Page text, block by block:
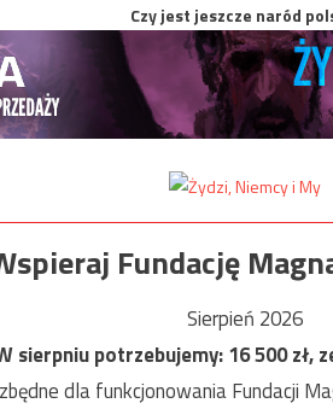
Czy jest jeszcze naród
Fundację
Sierpień 2026
sierpniu potrzebujemy:16 500zł,
dla funkcjonowania Fundacji